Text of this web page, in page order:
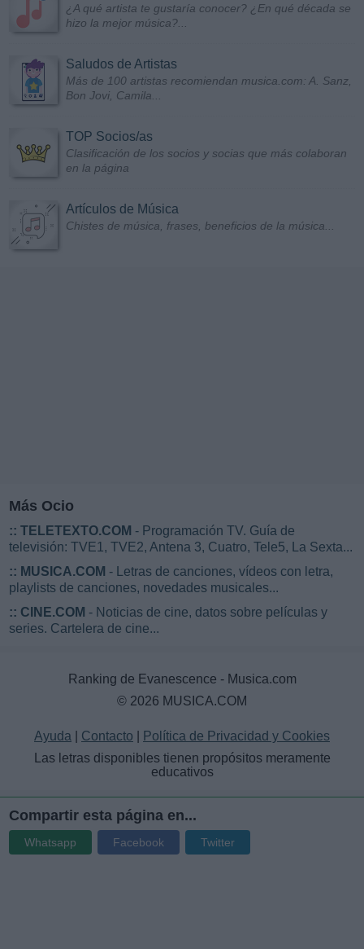
¿A qué artista te gustaría conocer? ¿En qué década se
hizo la mejor música?...
Saludos de Artistas
Más de 100 artistas recomiendan musica.com: A. Sanz,
Bon Jovi, Camila...
TOP Socios/as
Clasificación de los socios y socias que más colaboran
en la página
Artículos de Música
Chistes de música, frases, beneficios de la música...
Más Ocio
:: TELETEXTO.COM - Programación TV. Guía de
televisión: TVE1, TVE2, Antena 3, Cuatro, Tele5, La Sexta...
:: MUSICA.COM - Letras de canciones, vídeos con letra,
playlists de canciones, novedades musicales...
:: CINE.COM - Noticias de cine, datos sobre películas y
series. Cartelera de cine...
Ranking de Evanescence - Musica.com
© 2026 MUSICA.COM
Ayuda Contacto
Política de Privacidad y Cookies
Las letras disponibles tienen propósitos meramente
educativos
Compartir esta página en...
Whatsapp Facebook Twitter